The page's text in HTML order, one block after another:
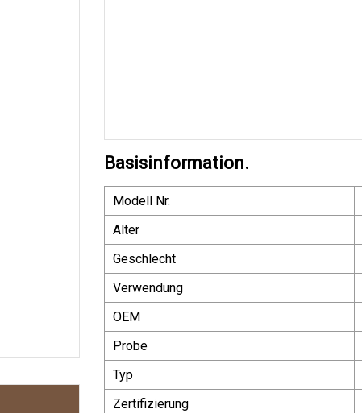
Basisinformation.
Modell Nr.
Alter
Geschlecht
Verwendung
OEM
Probe
Typ
Zertifizierung